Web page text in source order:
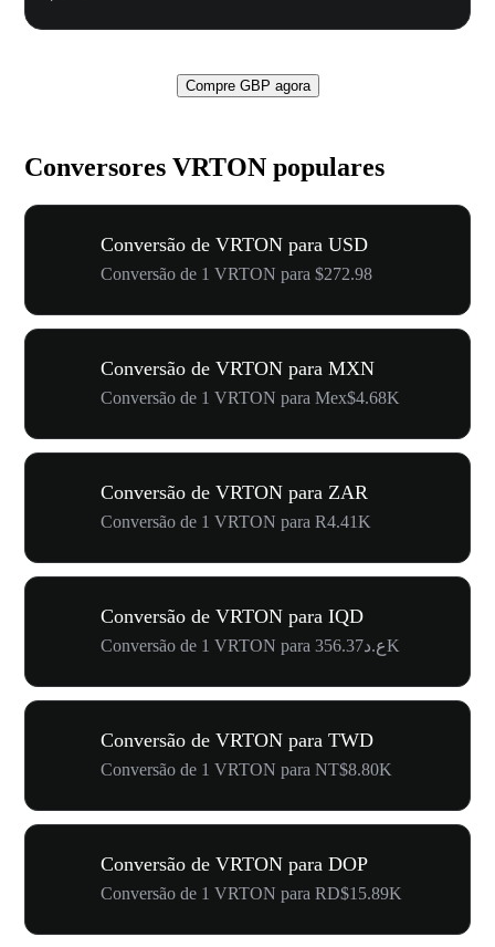
Compre GBP agora
Conversores VRTON populares
Conversão de VRTON para USD
Conversão de 1 VRTON para $272.98
Conversão de VRTON para MXN
Conversão de 1 VRTON para Mex$4.68K
Conversão de VRTON para ZAR
Conversão de 1 VRTON para R4.41K
Conversão de VRTON para IQD
Conversão de 1 VRTON para ع.د356.37K
Conversão de VRTON para TWD
Conversão de 1 VRTON para NT$8.80K
Conversão de VRTON para DOP
Conversão de 1 VRTON para RD$15.89K